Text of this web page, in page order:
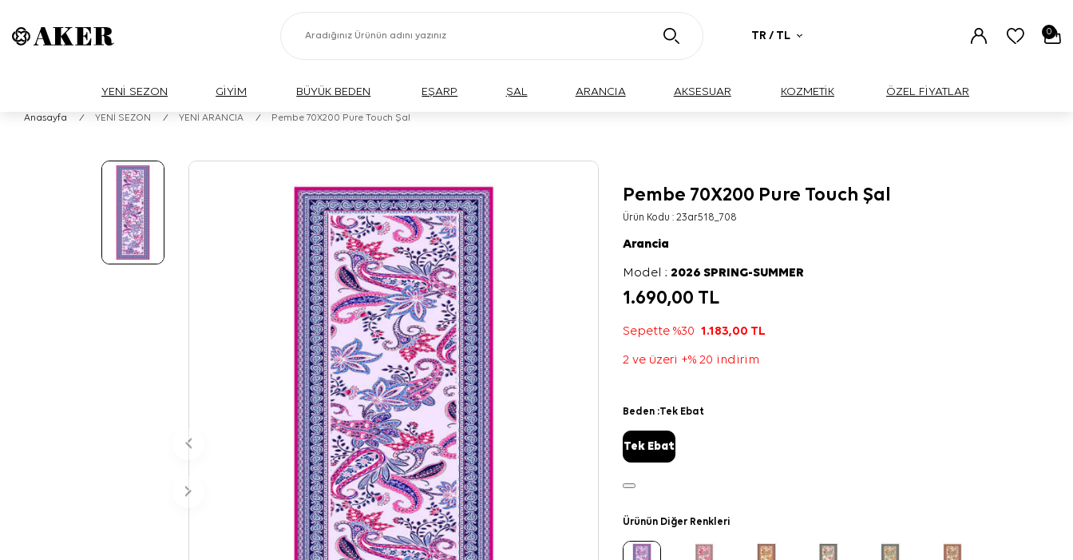
TR / TL 0
YENİ SEZON GİYİM BÜYÜK BEDEN EŞARP ŞAL ARANCIA AKSESUAR KOZMETİK ÖZEL FİYATLAR
Anasayfa / YENİ SEZON / YENİ ARANCIA / Pembe 70X200 Pure Touch Şal
Pembe 70X200 Pure Touch Şal
Ürün Kodu :23ar518_708
Arancia
Model :2026 SPRING-SUMMER
1.690,00 TL
Sepette %301.183,00 TL
2 ve üzeri +% 20 indirim
Beden :Tek Ebat
Tek Ebat
Ürünün Diğer Renkleri